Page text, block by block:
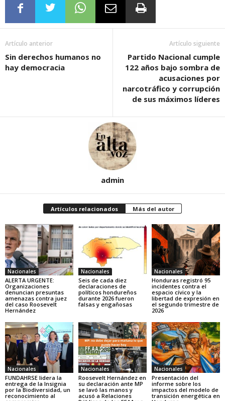
Artículo anterior
Sin derechos humanos no
hay democracia
Artículo siguiente
Partido Nacional cumple
122 años bajo sombra de
acusaciones por
narcotráfico y corrupción
de sus máximos líderes
admin
Artículos relacionados Más del autor
Nacionales
ALERTA URGENTE:
Organizaciones
denuncian presuntas
amenazas contra juez
del caso Roosevelt
Hernández
Nacionales
Seis de cada diez
declaraciones de
políticos hondureños
durante 2026 fueron
falsas y engañosas
Nacionales
Honduras registró 95
incidentes contra el
espacio cívico y la
libertad de expresión en
el segundo trimestre de
2026
Nacionales
FUNDAHRSE lidera la
entrega de la Insignia
por la Biodiversidad, un
reconocimiento al
Nacionales
Roosevelt Hernández en
su declaración ante MP
se lavó las manos y
acusó a Relaciones
Nacionales
Presentación del
informe sobre los
impactos del modelo de
transición energética en